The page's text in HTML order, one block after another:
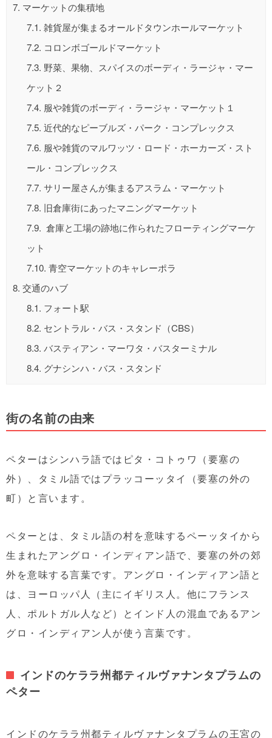
7. マーケットの集積地
7.1. 雑貨屋が集まるオールドタウンホールマーケット
7.2. コロンボゴールドマーケット
7.3. 野菜、果物、スパイスのボーディ・ラージャ・マー
ケット２
7.4. 服や雑貨のボーディ・ラージャ・マーケット１
7.5. 近代的なピーブルズ・パーク・コンプレックス
7.6. 服や雑貨のマルワッツ・ロード・ホーカーズ・スト
ール・コンプレックス
7.7. サリー屋さんが集まるアスラム・マーケット
7.8. 旧倉庫街にあったマニングマーケット
7.9. 倉庫と工場の跡地に作られたフローティングマーケ
ット
7.10. 青空マーケットのキャレーポラ
8. 交通のハブ
8.1. フォート駅
8.2. セントラル・バス・スタンド（CBS）
8.3. バスティアン・マーワタ・バスターミナル
8.4. グナシンハ・バス・スタンド
街の名前の由来
ペターはシンハラ語ではピタ・コトゥワ（要塞の
外）、タミル語ではプラッコーッタイ（要塞の外の
町）と言います。
ペターとは、タミル語の村を意味するペーッタイから
生まれたアングロ・インディアン語で、要塞の外の郊
外を意味する言葉です。アングロ・インディアン語と
は、ヨーロッパ人（主にイギリス人。他にフランス
人、ポルトガル人など）とインド人の混血であるアン
グロ・インディアン人が使う言葉です。
インドのケララ州都ティルヴァナンタプラムの
ペター
インドのケララ州都ティルヴァナンタプラムの王宮の